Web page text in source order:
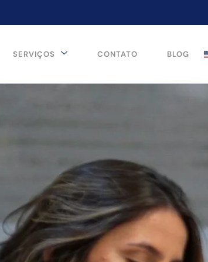
SERVIÇOS CONTATO BLOG